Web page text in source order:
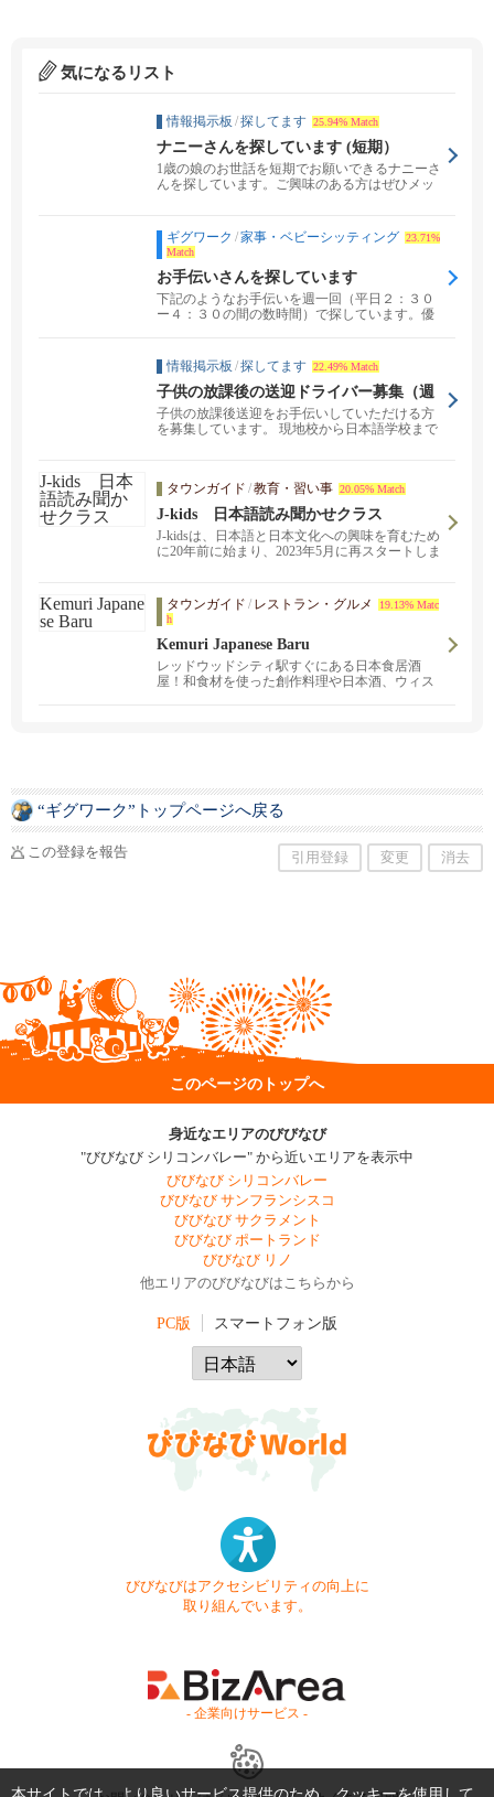
気になるリスト
情報掲示板 /探してます 25.94% Match
ナニーさんを探しています (短期）
1歳の娘のお世話を短期でお願いできるナニーさ
んを探しています。ご興味のある方はぜひメッ
ギグワーク /家事・ベビーシッティング 23.71%
Match
お手伝いさんを探しています
下記のようなお手伝いを週一回（平日２：３０
ー４：３０の間の数時間）で探しています。優
情報掲示板 /探してます 22.49% Match
子供の放課後の送迎ドライバー募集（週
２〜４日）日本語歓迎
子供の放課後送迎をお手伝いしていただける方
を募集しています。 現地校から日本語学校まで
タウンガイド /教育・習い事 20.05% Match
J-kids 日本語読み聞かせクラス
J-kidsは、日本語と日本文化への興味を育むため
に20年前に始まり、2023年5月に再スタートしま
さい。
タウンガイド / レストラン・グルメ
19.13% Matc
h
Kemuri Japanese Baru
レッドウッドシティ駅すぐにある日本食居酒
屋！和食材を使った創作料理や日本酒、ウィス
“ギグワーク”トップページへ戻る
この登録を報告 引用登録 変更 消去
このページのトップへ
身近なエリアのびびなび
"びびなび シリコンバレー" から近いエリアを表示中
びびなび シリコンバレー
びびなび サンフランシスコ
びびなび サクラメント
びびなび ポートランド
びびなび リノ
他エリアのびびなびはこちらから
PC版 スマートフォン版
びびなびはアクセシビリティの向上に
取り組んでいます。
- 企業向けサービス -